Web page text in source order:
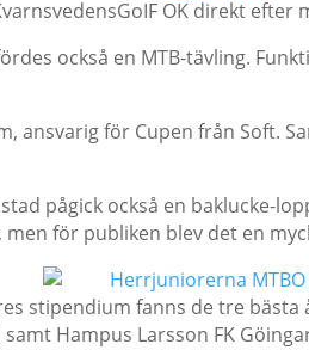
OK direkt efter
också en MTB-tävling.
ansvarig för Cupen från Soft.
pågick också en baklucke-
för publiken blev det en
stipendium fanns de tre bästa
Hampus Larsson FK